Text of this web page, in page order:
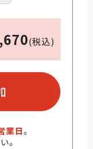
(税込)
業日。
。